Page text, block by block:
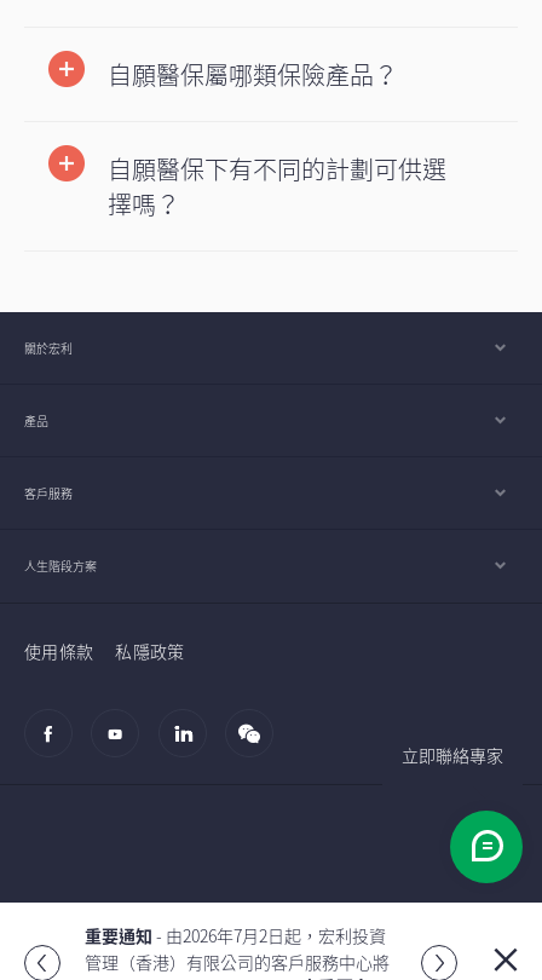
立即聯絡專家
重要通知 - 由2026年7月2日起，宏利投資
管理（香港）有限公司的客戶服務中心將
自願醫保屬哪類保險產品？
自願醫保下有不同的計劃可供選
擇嗎？
關於宏利
產品
客戶服務
人生階段方案
使用條款 私隱政策
Global